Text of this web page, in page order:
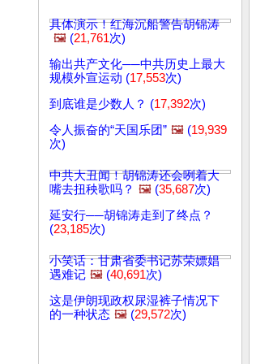
具体演示！红海沉船警告胡锦涛
🖼️ (21,761次)
输出共产文化──中共历史上最大
规模外宣运动 (17,553次)
到底谁是少数人？ (17,392次)
令人振奋的“天国乐团” 🖼️ (19,939
次)
中共大丑闻！胡锦涛还会咧着大
嘴去扭秧歌吗？ 🖼️ (35,687次)
延安行──胡锦涛走到了终点？
(23,185次)
小笑话：甘肃省委书记苏荣嫖娼
遇难记 🖼️ (40,691次)
这是伊朗现政权尿湿裤子情况下
的一种状态 🖼️ (29,572次)